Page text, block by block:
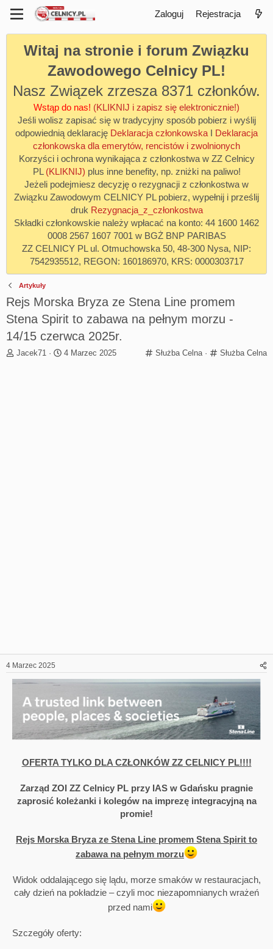
Zaloguj Rejestracja
Witaj na stronie i forum Związku
Zawodowego Celnicy PL!
Nasz Związek zrzesza 8371 członków.
Wstąp do nas! (KLIKNIJ i zapisz się elektronicznie!)
Jeśli wolisz zapisać się w tradycyjny sposób pobierz i wyślij
odpowiednią deklarację Deklaracja członkowska I Deklaracja
członkowska dla emerytów, rencistów i zwolnionych
Korzyści i ochrona wynikająca z członkostwa w ZZ Celnicy
PL (KLIKNIJ) plus inne benefity, np. zniżki na paliwo!
Jeżeli podejmiesz decyzję o rezygnacji z członkostwa w
Związku Zawodowym CELNICY PL pobierz, wypełnij i prześlij
druk Rezygnacja_z_członkostwa
Składki członkowskie należy wpłacać na konto: 44 1600 1462
0008 2567 1607 7001 w BGŻ BNP PARIBAS
ZZ CELNICY PL ul. Otmuchowska 50, 48-300 Nysa, NIP:
7542935512, REGON: 160186970, KRS: 0000303717
Artykuły
Rejs Morska Bryza ze Stena Line promem
Stena Spirit to zabawa na pełnym morzu -
14/15 czerwca 2025r.
C
Służba Celna
C
Służba Celna
T
Jacek71
R
4 Marzec 2025
4 Marzec 2025
OFERTA TYLKO DLA CZŁONKÓW ZZ CELNICY PL!!!!
Zarząd ZOI ZZ Celnicy PL przy IAS w Gdańsku pragnie
zaprosić koleżanki i kolegów na imprezę integracyjną na
promie!
Rejs Morska Bryza ze Stena Line promem Stena Spirit to
zabawa na pełnym morzu
Widok oddalającego się lądu, morze smaków w restauracjach,
cały dzień na pokładzie – czyli moc niezapomnianych wrażeń
przed nami
Szczegóły oferty: